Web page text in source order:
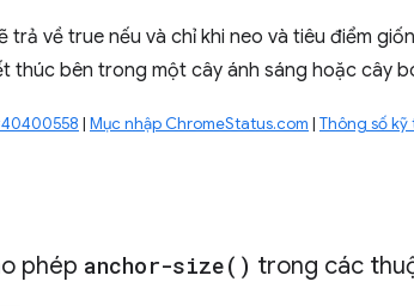
trả về true nếu và chỉ khi neo và tiêu điểm
thúc bên trong một cây ánh sáng hoặc cây
| Mục nhập ChromeStatus.com | Thông số kỹ
phép anchor-size( ) trong các